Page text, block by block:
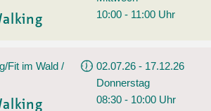
10:00 - 11:00 Uhr
Fit im Wald /
02.07.26 - 17.12.26
Donnerstag
08:30 - 10:00 Uhr